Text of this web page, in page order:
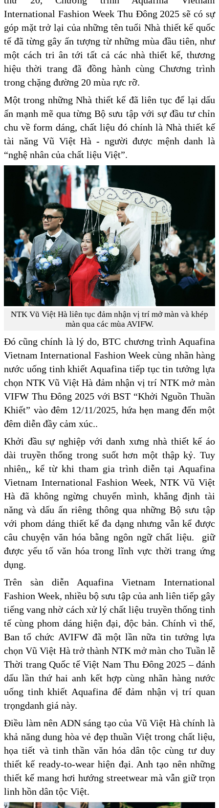
International Fashion Week Thu Đông 2025 sẽ có sự
góp mặt trở lại của những tên tuổi Nhà thiết kế quốc
tế đã từng gây ấn tượng từ những mùa đầu tiên, như
một cách tri ân tới tất cả các nhà thiết kế, thương
hiệu thời trang đã đồng hành cùng Chương trình
trong chặng đường 20 mùa rực rỡ.
Một trong những Nhà thiết kế đã liên tục để lại dấu
ấn mạnh mẽ qua từng Bộ sưu tập với sự đầu tư chỉn
chu về form dáng, chất liệu đó chính là Nhà thiết kế
tài năng Vũ Việt Hà - người được mệnh danh là
“nghệ nhân của chất liệu Việt”.
NTK Vũ Việt Hà liên tục đảm nhận vị trí mở màn và khép
màn qua các mùa AVIFW.
Đó cũng chính là lý do, BTC chương trình Aquafina
Vietnam International Fashion Week cùng nhãn hàng
nước uống tinh khiết Aquafina tiếp tục tin tưởng lựa
chọn NTK Vũ Việt Hà đảm nhận vị trí NTK mở màn
VIFW Thu Đông 2025 với BST “Khởi Nguồn Thuần
Khiết” vào đêm 12/11/2025, hứa hẹn mang đến một
đêm diễn đầy cảm xúc..
Khởi đầu sự nghiệp với danh xưng nhà thiết kế áo
dài truyền thống trong suốt hơn một thập kỷ. Tuy
nhiên,, kể từ khi tham gia trình diễn tại Aquafina
Vietnam International Fashion Week, NTK Vũ Việt
Hà đã không ngừng chuyển mình, khẳng định tài
năng và dấu ấn riêng thông qua những Bộ sưu tập
với phom dáng thiết kế đa dạng nhưng vẫn kể được
câu chuyện văn hóa bằng ngôn ngữ chất liệu. giữ
được yếu tố văn hóa trong lĩnh vực thời trang ứng
dụng.
Trên sàn diễn Aquafina Vietnam International
Fashion Week, nhiều bộ sưu tập của anh liên tiếp gây
tiếng vang nhờ cách xử lý chất liệu truyền thống tinh
tế cùng phom dáng hiện đại, độc bản. Chính vì thế,
Ban tổ chức AVIFW đã một lần nữa tin tưởng lựa
chọn Vũ Việt Hà trở thành NTK mở màn cho Tuần lễ
Thời trang Quốc tế Việt Nam Thu Đông 2025 – đánh
dấu lần thứ hai anh kết hợp cùng nhãn hàng nước
uống tinh khiết Aquafina để đảm nhận vị trí quan
trọngdanh giá này.
Điều làm nên ADN sáng tạo của Vũ Việt Hà chính là
khả năng dung hòa vẻ đẹp thuần Việt trong chất liệu,
họa tiết và tinh thần văn hóa dân tộc cùng tư duy
thiết kế ready-to-wear hiện đại. Anh tạo nên những
thiết kế mang hơi hướng streetwear mà vẫn giữ trọn
linh hồn dân tộc Việt.